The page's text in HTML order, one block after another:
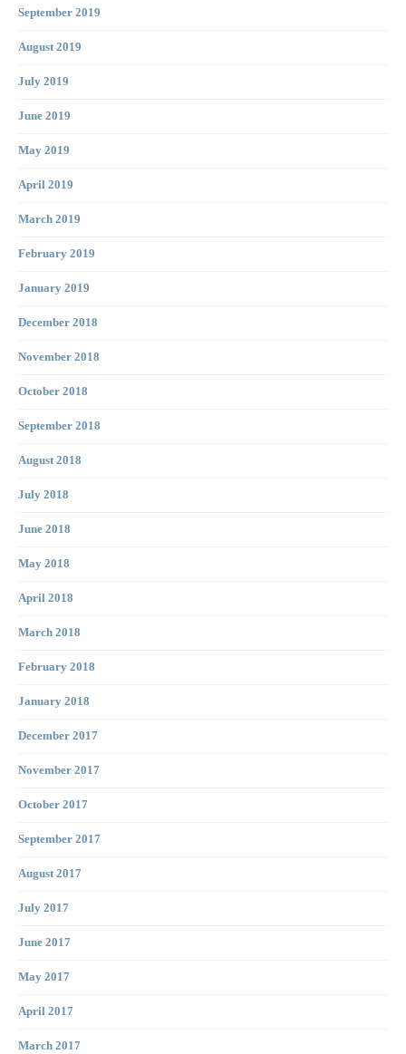
September 2019
August 2019
July 2019
June 2019
May 2019
April 2019
March 2019
February 2019
January 2019
December 2018
November 2018
October 2018
September 2018
August 2018
July 2018
June 2018
May 2018
April 2018
March 2018
February 2018
January 2018
December 2017
November 2017
October 2017
September 2017
August 2017
July 2017
June 2017
May 2017
April 2017
March 2017